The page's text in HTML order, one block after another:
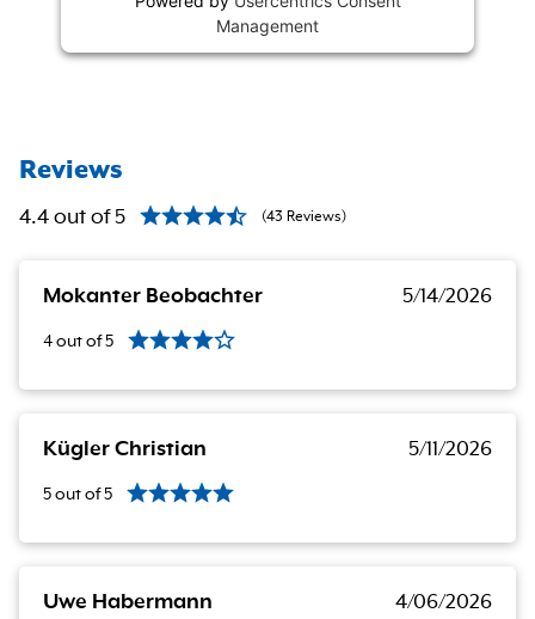
Management
Reviews
4.4 out of5 (43 Reviews)
Mokanter Beobachter 5/14/2026
4out of5
Kügler Christian 5/11/2026
5out of5
Uwe Habermann 4/06/2026